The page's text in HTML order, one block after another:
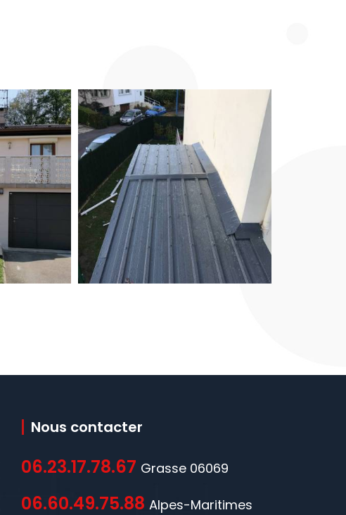
Nous contacter
06.23.17.78.67 Grasse 06069
06.60.49.75.88 Alpes-Maritimes